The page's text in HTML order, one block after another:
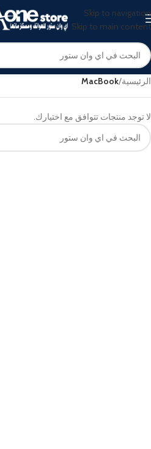
Skip to navigation
Skip to main content
الرئيسية/
MacBook
لا توجد منتجات تتوافق مع اختيارك.